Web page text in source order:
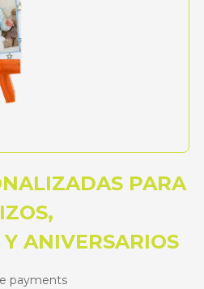
PARA
ANIVERSARIOS
payments